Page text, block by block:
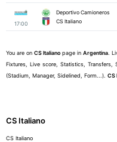
17:00
Deportivo Camioneros
CS Italiano
You are on CS Italiano page in Argentina .
Fixtures, Live score, Statistics, Transfers,
(Stadium, Manager, Sidelined, Form...). CS
CS Italiano
CS Italiano